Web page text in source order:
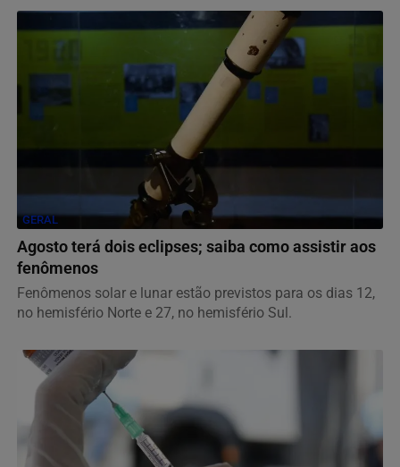
GERAL
Agosto terá dois eclipses; saiba como assistir aos
fenômenos
Fenômenos solar e lunar estão previstos para os dias 12,
no hemisfério Norte e 27, no hemisfério Sul.